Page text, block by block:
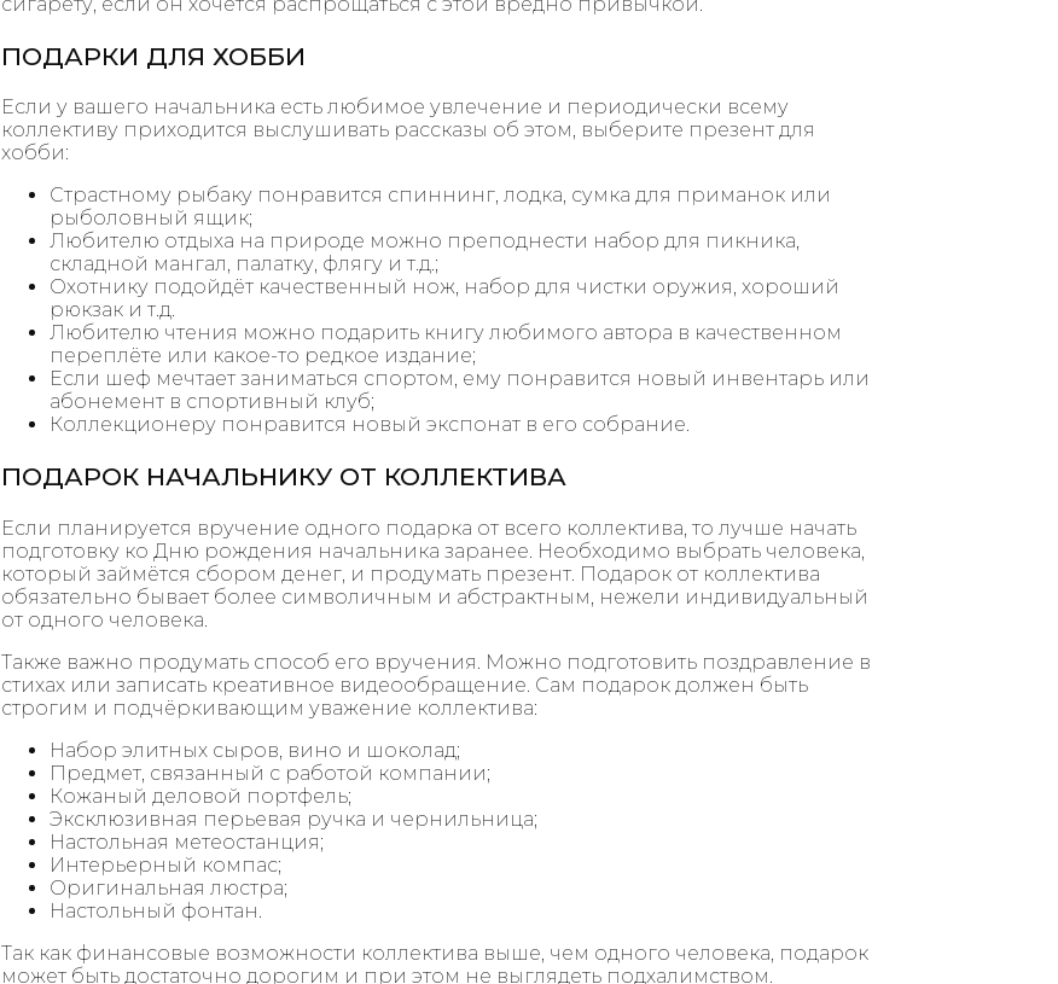
ПОДАРКИ ДЛЯ ХОББИ
Если у вашего начальника есть любимое увлечение и периодически всему
коллективу приходится выслушивать рассказы об этом, выберите презент для
хобби:
Страстному рыбаку понравится спиннинг, лодка, сумка для приманок или
рыболовный ящик;
Любителю отдыха на природе можно преподнести набор для пикника,
складной мангал, палатку, флягу и т.д.;
Охотнику подойдёт качественный нож, набор для чистки оружия, хороший
рюкзак и т.д.
Любителю чтения можно подарить книгу любимого автора в качественном
переплёте или какое-то редкое издание;
Если шеф мечтает заниматься спортом, ему понравится новый инвентарь или
абонемент в спортивный клуб;
Коллекционеру понравится новый экспонат в его собрание.
ПОДАРОК НАЧАЛЬНИКУ ОТ КОЛЛЕКТИВА
Если планируется вручение одного подарка от всего коллектива, то лучше начать
подготовку ко Дню рождения начальника заранее. Необходимо выбрать человека,
который займётся сбором денег, и продумать презент. Подарок от коллектива
обязательно бывает более символичным и абстрактным, нежели индивидуальный
от одного человека.
Также важно продумать способ его вручения. Можно подготовить поздравление в
стихах или записать креативное видеообращение. Сам подарок должен быть
строгим и подчёркивающим уважение коллектива:
Набор элитных сыров, вино и шоколад;
Предмет, связанный с работой компании;
Кожаный деловой портфель;
Эксклюзивная перьевая ручка и чернильница;
Настольная метеостанция;
Интерьерный компас;
Оригинальная люстра;
Настольный фонтан.
Так как финансовые возможности коллектива выше, чем одного человека, подарок
может быть достаточно дорогим и при этом не выглядеть подхалимством.